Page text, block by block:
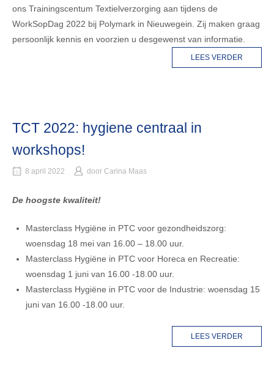
ons Trainingscentum Textielverzorging aan tijdens de
WorkSopDag 2022 bij Polymark in Nieuwegein. Zij maken graag
persoonlijk kennis en voorzien u desgewenst van informatie.
LEES VERDER
TCT 2022: hygiene centraal in
workshops!
8 april 2022 door Carina Maas
De hoogste kwaliteit!
Masterclass Hygiëne in PTC voor gezondheidszorg:
woensdag 18 mei van 16.00 – 18.00 uur.
Masterclass Hygiëne in PTC voor Horeca en Recreatie:
woensdag 1 juni van 16.00 -18.00 uur.
Masterclass Hygiëne in PTC voor de Industrie: woensdag 15
juni van 16.00 -18.00 uur.
LEES VERDER